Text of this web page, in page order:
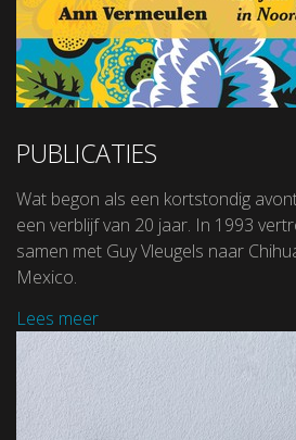
PUBLICATIES
Wat begon als een kortstondig
een verblijf van 20 jaar. In 1993
samen met Guy Vleugels naar
Mexico.
Lees meer